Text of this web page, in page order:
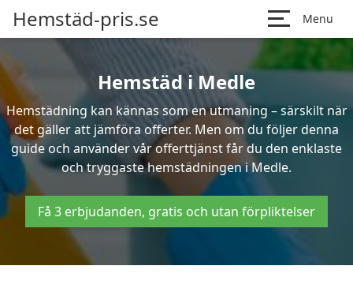
Hemstäd-pris.se Menu
Hemstäd i Medle
Hemstädning kan kännas som en utmaning – särskilt när
det gäller att jämföra offerter. Men om du följer denna
guide och använder vår offerttjänst får du den enklaste
och tryggaste hemstädningen i Medle.
Få 3 erbjudanden, gratis och utan förpliktelser